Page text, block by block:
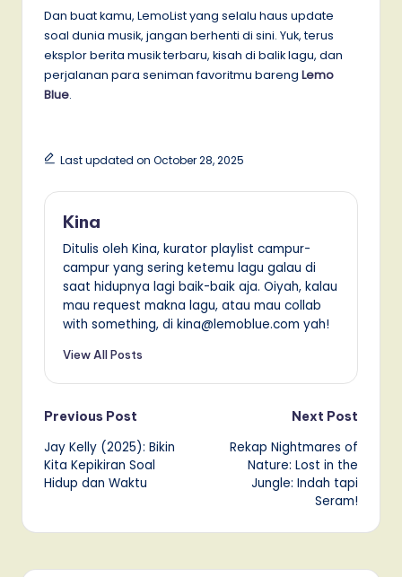
Dan buat kamu, LemoList yang selalu haus update
soal dunia musik, jangan berhenti di sini. Yuk, terus
eksplor berita musik terbaru, kisah di balik lagu, dan
perjalanan para seniman favoritmu bareng Lemo
Blue.
Last updated on October 28, 2025
Kina
Ditulis oleh Kina, kurator playlist campur-
campur yang sering ketemu lagu galau di
saat hidupnya lagi baik-baik aja. Oiyah, kalau
mau request makna lagu, atau mau collab
with something, di kina@lemoblue.com yah!
View All Posts
Post
navigation
Previous Post
Jay Kelly (2025): Bikin
Kita Kepikiran Soal
Hidup dan Waktu
Next Post
Rekap Nightmares of
Nature: Lost in the
Jungle: Indah tapi
Seram!